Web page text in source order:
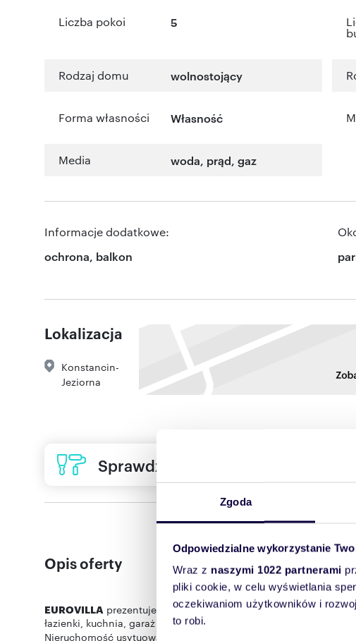
Zgoda
Odpowiedzialne wykorzystanie
Wraz z naszymi 1022 partnerami
pliki cookie, w celu wyświetlania
oczekiwaniom użytkowników i
to robi.
Liczba pokoi 5
Rodzaj domu wolnostojący
Forma własności Własność
Media woda, prąd, gaz
Informacje dodatkowe:
ochrona, balkon
Lokalizacja
Konstancin-
Jeziorna
Sprawdź ofertę usług remontowych
Opis oferty
EUROVILLA prezentuje dom wolnostojący na sprzedażw
łazienki, kuchnia, garaż w bryle budynku.
Nieruchomość usytuowana na